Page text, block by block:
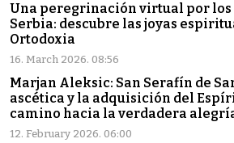
Una peregrinación virtual por los
Serbia: descubre las joyas
Ortodoxia
16. March 2026. 08:56
Marjan Aleksic: San Serafín de
ascética y la adquisición del
camino hacia la verdadera
12. February 2026. 06:00